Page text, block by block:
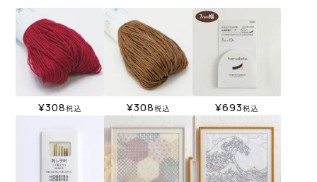
¥308税込 ¥308税込 ¥693税込